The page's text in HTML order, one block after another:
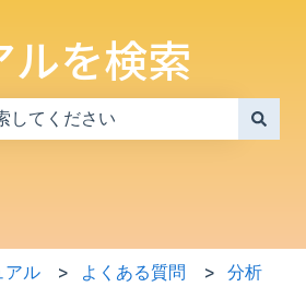
ルを検索
アル よくある質問 分析